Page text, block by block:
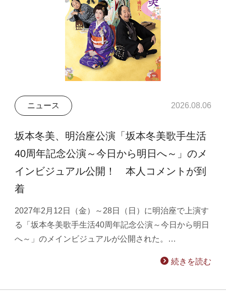
ニュース 2026.08.06
坂本冬美、明治座公演「坂本冬美歌手生活
40周年記念公演～今日から明日へ～」のメ
インビジュアル公開！ 本人コメントが到
着
2027年2月12日（金）～28日（日）に明治座で上演す
る「坂本冬美歌手生活40周年記念公演～今日から明日
へ～」のメインビジュアルが公開された。…
続きを読む